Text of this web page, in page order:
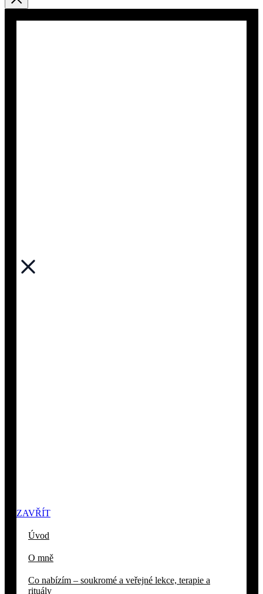
ZAVŘÍT
Úvod
O mně
Co nabízím – soukromé a veřejné lekce, terapie a
rituály